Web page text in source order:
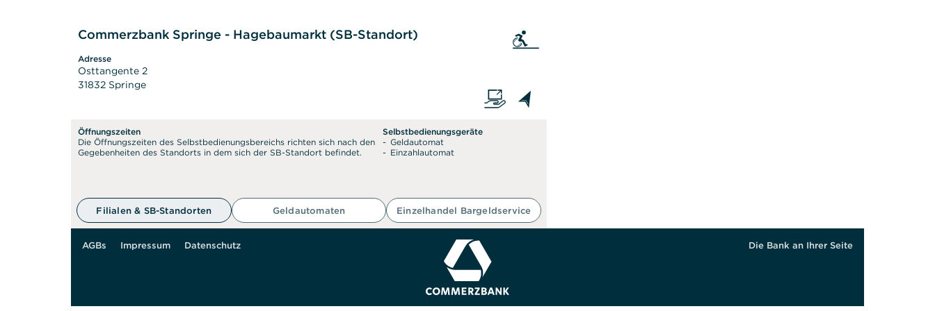
Commerzbank Springe - Hagebaumarkt (SB-Standort) Sie als auf den Rollstuhl angewiesene oder anderweitig gehbeeinträchtigte Person
Adresse
Osttangente 2
31832 Springe
Öffnungszeiten
Die Öffnungszeiten des Selbstbedienungsbereichs richten sich nach den
Gegebenheiten des Standorts in dem sich der SB-Standort befindet.
Selbstbedienungsgeräte
Geldautomat
Einzahlautomat
Filialen & SB-Standorten Geldautomaten Einzelhandel Bargeldservice
AGBs Impressum Datenschutz Die Bank an Ihrer Seite